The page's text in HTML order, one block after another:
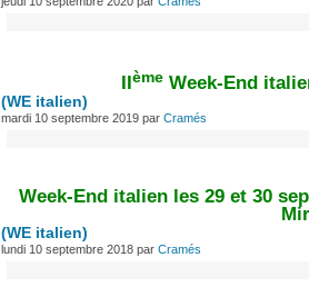
IIème Week-End
(WE italien)
mardi 10 septembre 2019 par Cramés
Week-End italien les 29 et 30
(WE italien)
lundi 10 septembre 2018 par Cramés